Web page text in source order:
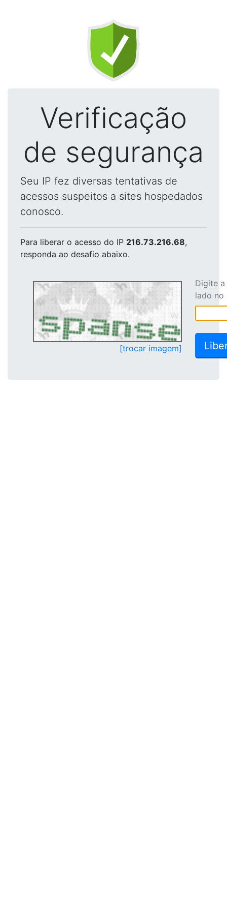
Verificação
de segurança
Seu IP fez diversas tentativas de
acessos suspeitos a sites hospedados
conosco.
Para liberar o acesso do IP 216.73.216.68,
responda ao desafio abaixo.
[trocar imagem]
Digite
lado no